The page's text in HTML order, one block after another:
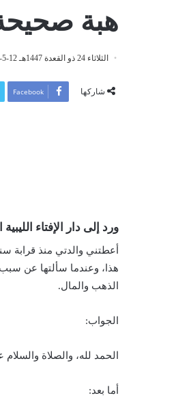
هبة
الثلاثاء 24 ذو القعدة 1447هـ 12-5-2026م
شاركها Facebook
ورد إلى دار الإفتاء
هذا، وعندما سألتها عن
الذهب والمال.
الجواب:
الحمد لله، والصلاة
أما بعد: